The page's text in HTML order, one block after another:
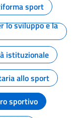
sport
lo sviluppo e la
istituzionale
allo sport
sportivo